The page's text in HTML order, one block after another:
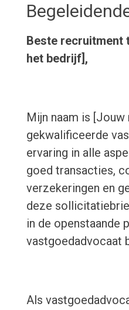
Beste recruitment
het bedrijf],
Mijn naam is [Jouw
gekwalificeerde
ervaring in alle
goed transacties,
verzekeringen en
deze
in de openstaande
vastgoedadvocaat
Als